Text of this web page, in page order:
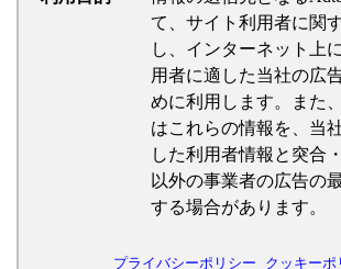
て、サイト利用者に関
し、インターネット上
用者に適した当社の広
めに利用します。また
はこれらの情報を、当
した利用者情報と突合
以外の事業者の広告の
する場合があります。
プライバシーポリシー クッキーポ